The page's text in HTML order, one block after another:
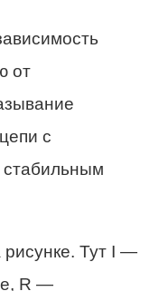
от
с
Тут I —
R —